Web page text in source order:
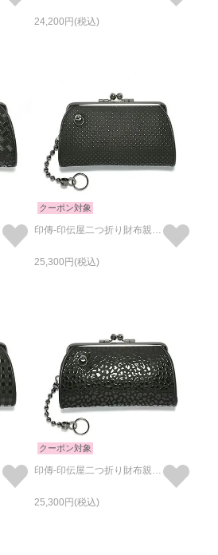
24,200
クーポン対象
印傳-印伝屋二つ折り財布親子がま口財布ドット柄
25,300
クーポン対象
印傳-印伝屋二つ折り財布親子がま口財布レオパード柄
25,300